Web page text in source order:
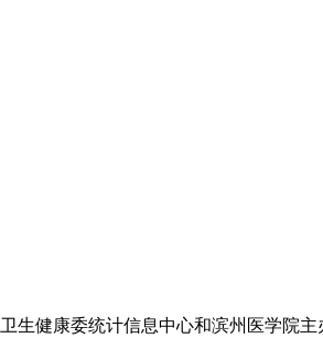
生健康委统计信息中心和滨州医学院